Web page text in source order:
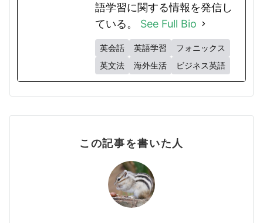
語学習に関する情報を発信し
ている。 See Full Bio
英会話 英語学習
フォニックス
英文法
海外生活 ビジネス英語
この記事を書いた人